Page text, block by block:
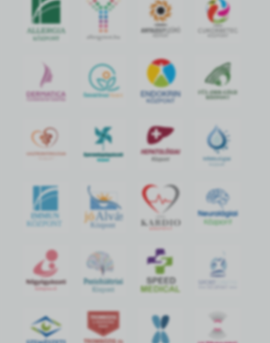
IMMUN
KÖZPONT
jó Alvás
Központ